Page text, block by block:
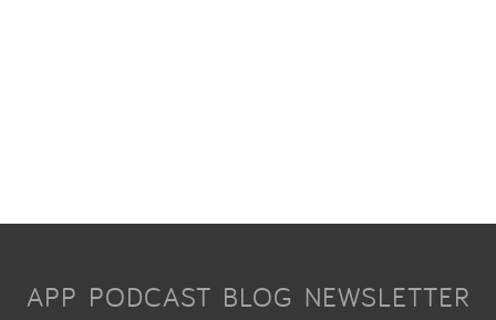
APP PODCAST BLOG NEWSLETTER